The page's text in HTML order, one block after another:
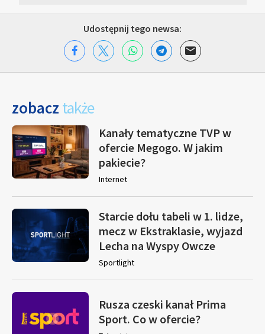
Udostępnij tego newsa:
zobacz także
Kanały tematyczne TVP w
ofercie Megogo. W jakim
pakiecie?
Internet
Starcie dołu tabeli w 1. lidze,
mecz w Ekstraklasie, wyjazd
Lecha na Wyspy Owcze
Sportlight
Rusza czeski kanał Prima
Sport. Co w ofercie?